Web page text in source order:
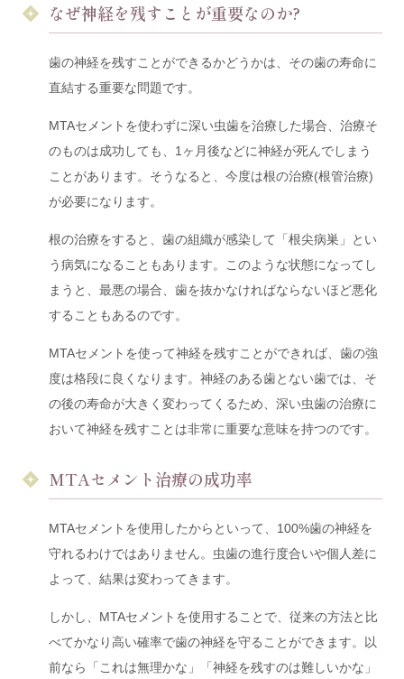
なぜ神経を残すことが重要なのか?
歯の神経を残すことができるかどうかは、その歯の寿命に
直結する重要な問題です。
MTAセメントを使わずに深い虫歯を治療した場合、治療そ
のものは成功しても、1ヶ月後などに神経が死んでしまう
ことがあります。そうなると、今度は根の治療(根管治療)
が必要になります。
根の治療をすると、歯の組織が感染して「根尖病巣」とい
う病気になることもあります。このような状態になってし
まうと、最悪の場合、歯を抜かなければならないほど悪化
することもあるのです。
MTAセメントを使って神経を残すことができれば、歯の強
度は格段に良くなります。神経のある歯とない歯では、そ
の後の寿命が大きく変わってくるため、深い虫歯の治療に
おいて神経を残すことは非常に重要な意味を持つのです。
MTAセメント治療の成功率
MTAセメントを使用したからといって、100%歯の神経を
守れるわけではありません。虫歯の進行度合いや個人差に
よって、結果は変わってきます。
しかし、MTAセメントを使用することで、従来の方法と比
べてかなり高い確率で歯の神経を守ることができます。以
前なら「これは無理かな」「神経を残すのは難しいかな」